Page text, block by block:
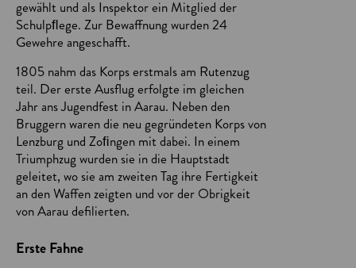
gewählt und als Inspektor ein Mitglied der
Schulpﬂege. Zur Bewaffnung wurden 24
Gewehre angeschafft.
1805 nahm das Korps erstmals am Rutenzug
teil. Der erste Ausflug erfolgte im gleichen
Jahr ans Jugendfest in Aarau. Neben den
Bruggern waren die neu gegründeten Korps von
Lenzburg und Zoﬁngen mit dabei. In einem
Triumphzug wurden sie in die Hauptstadt
geleitet, wo sie am zweiten Tag ihre Fertigkeit
an den Waffen zeigten und vor der Obrigkeit
von Aarau defilierten.
Erste Fahne